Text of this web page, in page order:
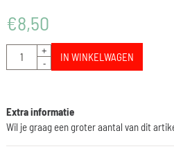
€8,50
Aantal
+
-
IN WINKELWAGEN
Extra informatie
Wil je graag een groter aantal van dit